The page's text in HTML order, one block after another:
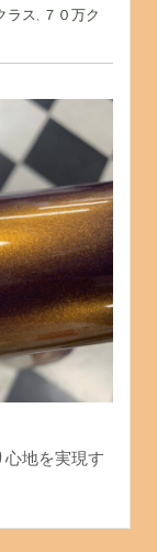
ラス
７０万ク
地を実現す